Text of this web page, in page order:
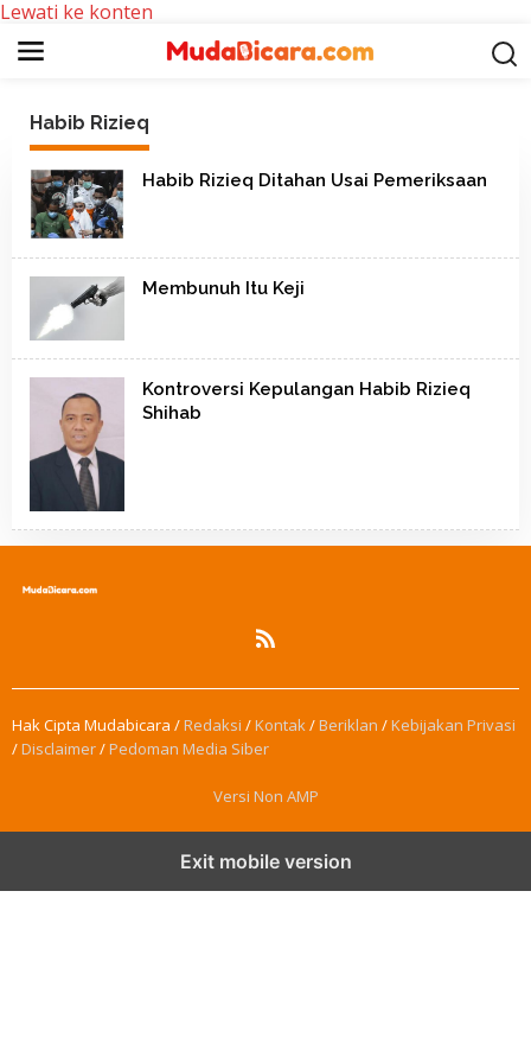
Lewati ke konten
Habib Rizieq
Habib Rizieq Ditahan Usai Pemeriksaan
Membunuh Itu Keji
Kontroversi Kepulangan Habib Rizieq
Shihab
Hak Cipta Mudabicara /Redaksi /Kontak/Beriklan /Kebijakan Privasi
/Disclaimer/Pedoman Media Siber
Versi Non AMP
Exit mobile version